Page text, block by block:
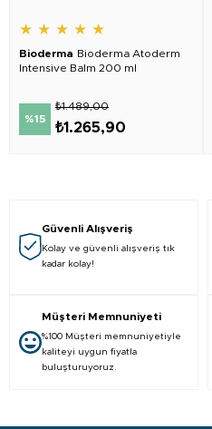
★ ★ ★ ★ ★
Bioderma Bioderma Atoderm
Intensive Balm 200 ml
%15
₺1.265,90
₺1.489,00
Güvenli Alışveriş
Kolay ve güvenli alışveriş tık
kadar kolay!
Müşteri Memnuniyeti
%100 Müşteri memnuniyetiyle
kaliteyi uygun fiyatla
buluşturuyoruz.